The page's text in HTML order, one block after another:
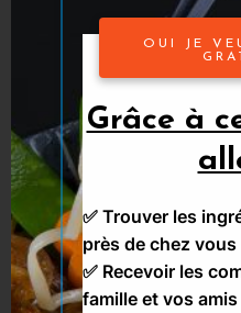
guide gratuit pour
réussir tous vos
120 supermarchés
Francophonie. De
informés de chaque
mail,tous les lundis.
Vous pouvez me
OUI JE
Grâce à
✅ Trouver les
près de chez vous
✅ Recevoir les
famille et vos amis